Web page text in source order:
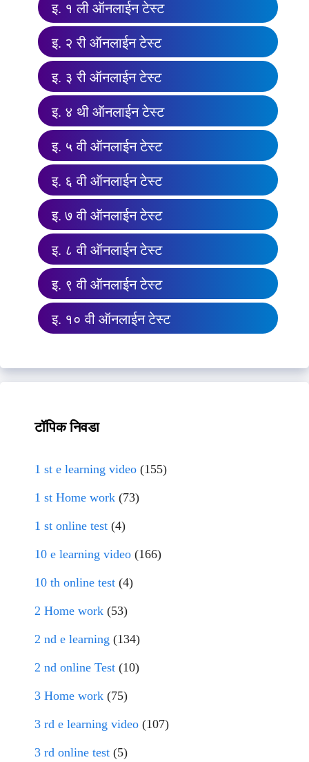
इ. १ ली ऑनलाईन टेस्ट
इ. २ री ऑनलाईन टेस्ट
इ. ३ री ऑनलाईन टेस्ट
इ. ४ थी ऑनलाईन टेस्ट
इ. ५ वी ऑनलाईन टेस्ट
इ. ६ वी ऑनलाईन टेस्ट
इ. ७ वी ऑनलाईन टेस्ट
इ. ८ वी ऑनलाईन टेस्ट
इ. ९ वी ऑनलाईन टेस्ट
इ. १० वी ऑनलाईन टेस्ट
टॉपिक निवडा
1 st e learning video (155)
1 st Home work (73)
1 st online test (4)
10 e learning video (166)
10 th online test (4)
2 Home work (53)
2 nd e learning (134)
2 nd online Test (10)
3 Home work (75)
3 rd e learning video (107)
3 rd online test (5)